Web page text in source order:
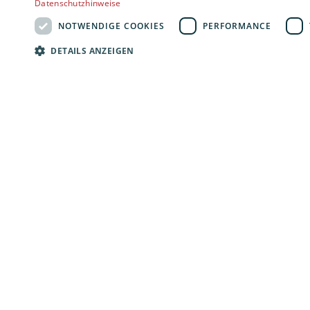
KONTAKTIEREN SIE UNS
Datenschutzhinweise
NOTWENDIGE COOKIES
PERFORMANCE
DETAILS ANZEIGEN